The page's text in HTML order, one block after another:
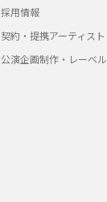
採用情報
契約・提携アーティスト
公演企画制作・レーベル